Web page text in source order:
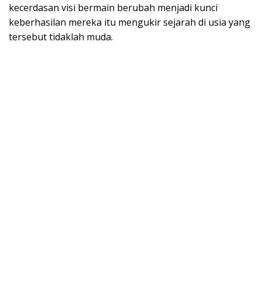
kecerdasan visi bermain berubah menjadi kunci
keberhasilan mereka itu mengukir sejarah di usia yang
tersebut tidaklah muda.